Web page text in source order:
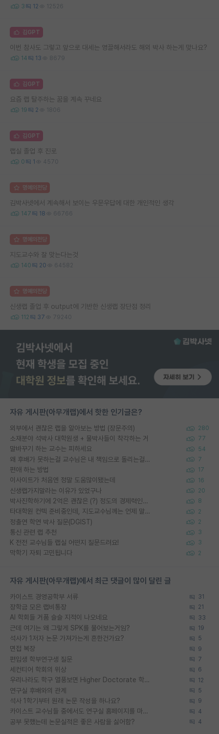
3 12 12526
김GPT
이번 참사도 그렇고 앞으로 대세는 영끌해서라도 해외 박사 하는게 맞나요?
14 13 8679
김GPT
요즘 랩 탈주하는 꿈을 계속 꾸네요
19 2 1806
김GPT
랩실 졸업 후 진로
0 1 4570
명예의전당
김박사넷에서 계속해서 보이는 우문우답에 대한 개인적인 생각
147 18 66766
명예의전당
지도교수와 잘 맞는다는것
140 20 64582
명예의전당
신생랩 졸업 후 output에 기반한 신생랩 장단점 정리
112 37 79240
자유 게시판(아무개랩)에서 핫한 인기글은?
외부에서 괜찮은 랩을 알아보는 방법 (장문주의) 280
소재분야 석박사 대학원생 + 물박사들이 착각하는 거 77
말바꾸기 하는 교수는 피하세요 54
왜 후배가 못하는걸 교수님은 내 책임으로 돌리는걸까요? 7
편애 하는 방법 17
이사이트가 처음엔 정말 도움많이됐는데 16
신생랩가지말라는 이유가 있었구나 20
박사진학하기에 2억은 괜찮은 (?) 정도의 경제력인가요 8
타대학원 컨텍 준비중인데, 지도교수님께는 언제 말씀드려야 할까요? 2
정출연 학연 박사 질문(DGIST) 2
통신 관련 랩 추천 3
K 전전 교수님들 랩실 어떤지 질문드려요! 3
막학기 자퇴 고민됩니다 2
자유 게시판(아무개랩)에서 최근 댓글이 많이 달린 글
카이스트 경영공학부 서류 31
장학금 모은 랩비통장 21
AI 학회들 거품 슬슬 지적이 나오네요 33
근데 여기는 왜 그렇게 SPK를 물어보는거임? 19
석사가 1저자 논문 가져가는게 흔한건가요? 5
면접 복장 9
편입생 학부연구생 질문 7
세컨티어 학회의 위상 6
우리나라도 학구 열풍보면 Higher Doctorate 학위가 필요하다고 봅니다. 12
연구실 후배와의 관계 5
석사 1학기부터 원래 논문 작성을 하나요? 9
카이스트 교수님들 중에서도 연구실 홈페이지를 마련 안 하신 분들이 계시던데 4
공부 못했는데 논문실적은 좋은 사람을 싫어함? 4